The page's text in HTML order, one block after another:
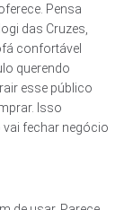
Pensa
das Cruzes,
confortável
querendo
esse público
Isso
fechar negócio